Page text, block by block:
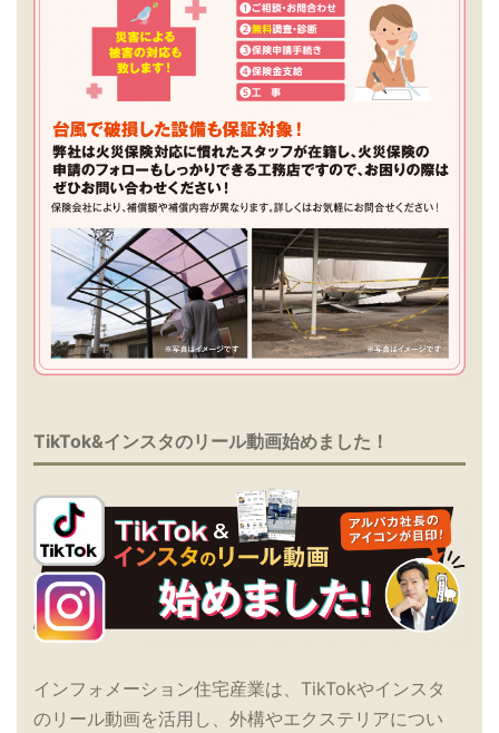
TikTok&インスタのリール動画始めました！
インフォメーション住宅産業は、TikTokやインスタ
のリール動画を活用し、外構やエクステリアについ